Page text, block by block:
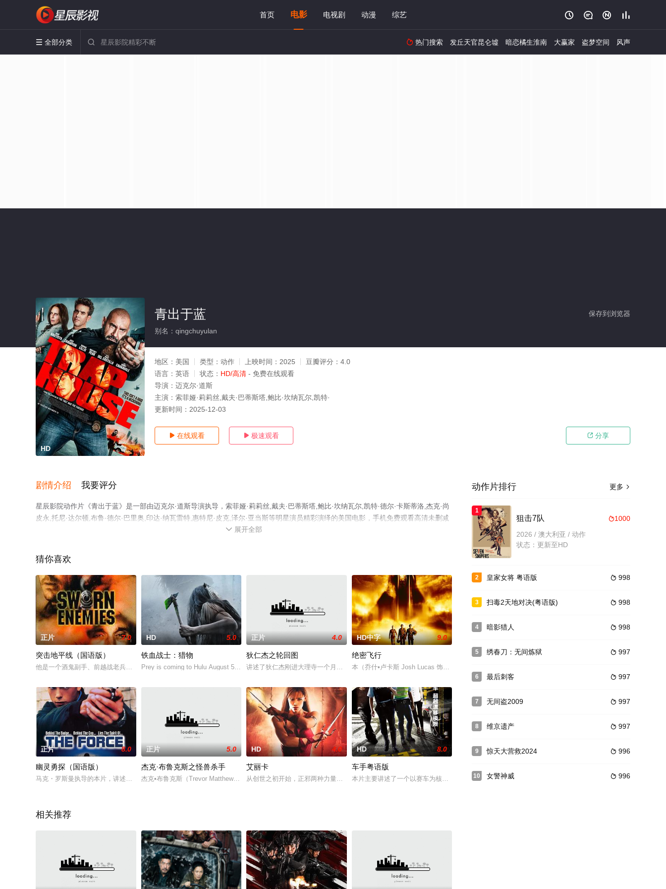
首页 电影 电视剧 动漫 综艺    
 全部分类   热门搜索 发丘天官昆仑墟 暗恋橘生淮南 大赢家 盗梦空间 风声
HD
保存到浏览器
青出于蓝
别名：qingchuyulan
地区： 美国 类型： 动作 上映时间： 2025 豆瓣评分： 4.0
语言： 英语 状态： HD/高清 - 免费在线观看
导演： 迈克尔·道斯
主演： 索菲娅·莉莉丝,戴夫·巴蒂斯塔,鲍比·坎纳瓦尔,凯特·
更新时间： 2025-12-03
 在线观看  极速观看  分享
剧情介绍 我要评分
星辰影院动作片《青出于蓝》是一部由迈克尔·道斯导演执导，索菲娅·莉莉丝,戴夫·巴蒂斯塔,鲍比·坎纳瓦尔,凯特·德尔·卡斯蒂洛,杰克·尚
皮永,托尼·达尔顿,布鲁·德尔·巴里奥,印达·纳瓦雷特,惠特尼·皮克,泽尔·亚当斯等明星演员精彩演绎的美国电影，手机免费观看高清未删减
完整版电影大全就来星辰电影院，更多相关信息可移步至豆瓣电影、电视猫或剧情网等平台了解。
 展开全部
猜你喜欢
正片 7.0
突击地平线（国语版）
他是一个酒鬼副手、前越战老兵，忍受着情感的伤痕，这一伤痕是与一无赖暴徒在挟1500万美元逃跑时发生冲突造成的……
HD 5.0
铁血战士：猎物
Prey is coming to Hulu August 5“Prey,” an all-new action-thriller
正片 4.0
狄仁杰之轮回图
讲述了狄仁杰刚进大理寺一个月，调查一桩杀人碎尸案，在看似平淡的案发现场，却突然出现了一个神秘的图案。但就在狄仁杰准备深入调查的时候
HD中字 9.0
绝密飞行
本（乔什•卢卡斯 Josh Lucas 饰）、凯拉（杰西卡•贝尔 Jessica Biel 饰）和亨利（杰米•福克斯 Jamie
正片 8.0
幽灵勇探（国语版）
马克・罗斯曼执导的本片，讲述警员卡会纳在执行任务之时，不幸惨遭枪击，生命危在旦夕。怎料，已故警员德辉竟利用亡灵缠身，令卡迅速康复，
正片 5.0
杰克·布鲁克斯之怪兽杀手
杰克•布鲁克斯（Trevor Matthews 饰）是一个不起眼且运气颇差的水管工，他童年时曾目睹亲人被残忍杀害的恐怖场面，至今心
HD 4.0
艾丽卡
从创世之初开始，正邪两种力量间的争斗就没有终结，他们一方修炼能够起死回生并预见未来的法术，另一方则结成组织不停寻找终极武器的下落。
HD 8.0
车手粤语版
本片主要讲述了一个以赛车为核心的纯正港产警匪故事。陈翔（余文乐 饰）是警队交通部精英“隐形车队”的新
相关推荐
更多 
动作片排行
1
1000
狙击7队
2026 / 澳大利亚 / 动作
状态：更新至HD
2  998
皇家女将 粤语版
3  998
扫毒2天地对决(粤语版)
4  998
暗影猎人
5  997
绣春刀：无间炼狱
6  997
最后刺客
7  997
无间盗2009
8  997
维京遗产
9  996
惊天大营救2024
10  996
女警神威